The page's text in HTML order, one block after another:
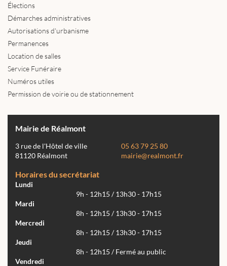
Élections
Démarches administratives
Autorisations d'urbanisme
Permanences
Location de salles
Service Funéraire
Numéros utiles
Permission de voirie ou de stationnement
Mairie de Réalmont
3 rue de l'Hôtel de ville
81120 Réalmont
05 63 79 25 80
mairie@realmont.fr
Horaires du secrétariat
Lundi
9h - 12h15 / 13h30 - 17h15
Mardi
8h - 12h15 / 13h30 - 17h15
Mercredi
8h - 12h15 / 13h30 - 17h15
Jeudi
8h - 12h15 / Fermé au public
Vendredi